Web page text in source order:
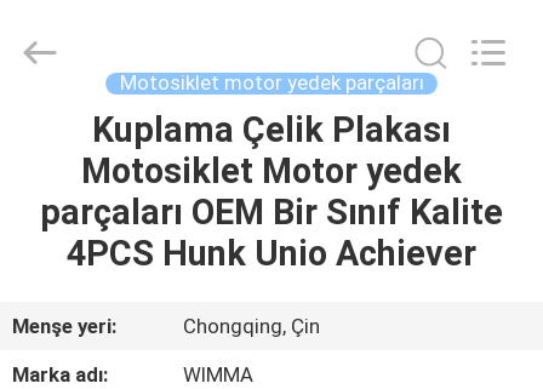
ÜRÜN
BIZIM
Parts
Motosiklet motor yedek parçaları
Kuplama Çelik Plakası
Motosiklet Motor yedek
parçaları OEM Bir Sınıf Kalite
4PCS Hunk Unio Achiever
Menşe yeri:
Chongqing, Çin
Marka adı:
WIMMA